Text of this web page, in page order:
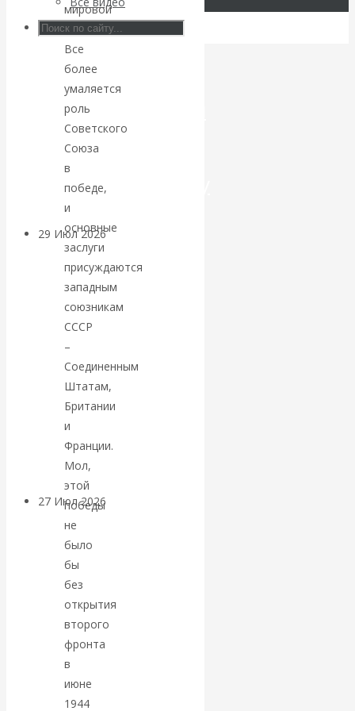
Искусственный
интеллект —
революционный
переход к
посткапитализму
29 Июл 2026Мировая
финансовая олигархия
Валентин
Катасонов.
«Мировые
ростовщики»:
вчера и сегодня
27 Июл 2026
валютная система
Валентин
КАтасонов.
«МЕТОД
ОТМЫВАНИЯ
мировой
войны.
Все
более
умаляется
роль
Советского
Союза
в
победе,
и
основные
заслуги
присуждаются
западным
союзникам
СССР
–
Соединенным
Штатам,
Британии
и
Франции.
Мол,
этой
победы
не
было
бы
без
открытия
второго
фронта
в
июне
1944